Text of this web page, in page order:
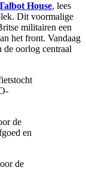
House, lees
Dit voormalige
militairen een
het front. Vandaag
de oorlog centraal